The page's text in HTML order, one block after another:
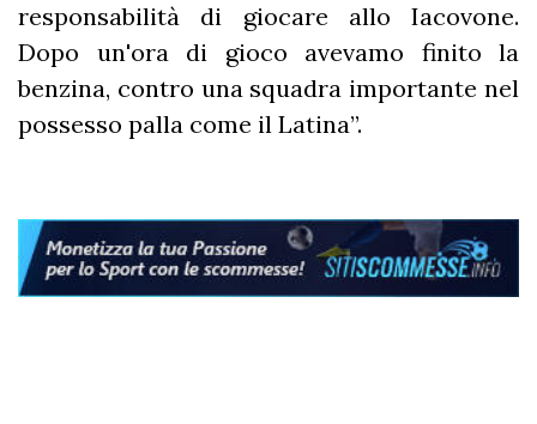
responsabilità di giocare allo Iacovone.
Dopo un'ora di gioco avevamo finito la
benzina, contro una squadra importante nel
possesso palla come il Latina”.